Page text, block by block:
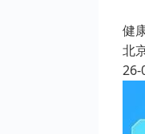
健
北
26-